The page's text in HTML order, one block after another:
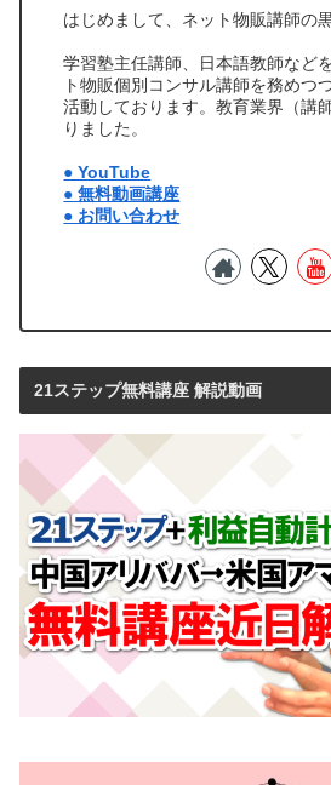
はじめまして、ネット物販講師の
学習塾主任講師、日本語教師など
ト物販個別コンサル講師を務めつ
活動しております。教育業界（講
りました。
● YouTube
● 無料動画講座
● お問い合わせ
21ステップ無料講座 解説動画